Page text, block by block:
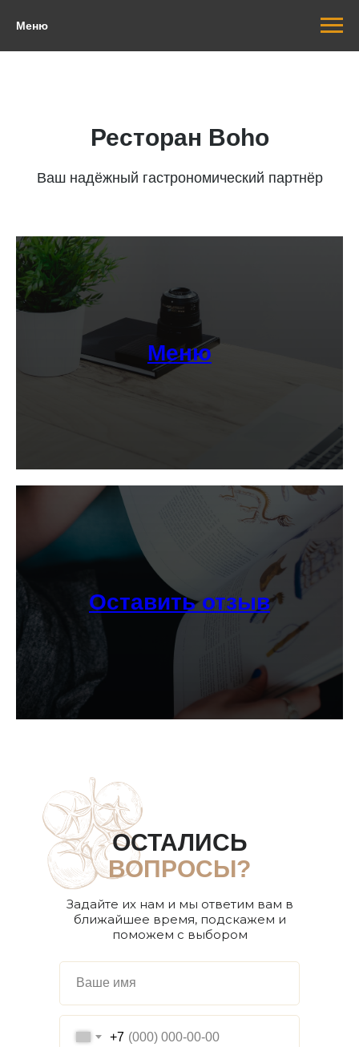
Меню
Ресторан Boho
Ваш надёжный гастрономический партнёр
Меню
Оставить отзыв
+7
Задайте их нам и мы ответим вам в
ближайшее время, подскажем и
поможем с выбором
ОСТАЛИСЬ
ВОПРОСЫ?